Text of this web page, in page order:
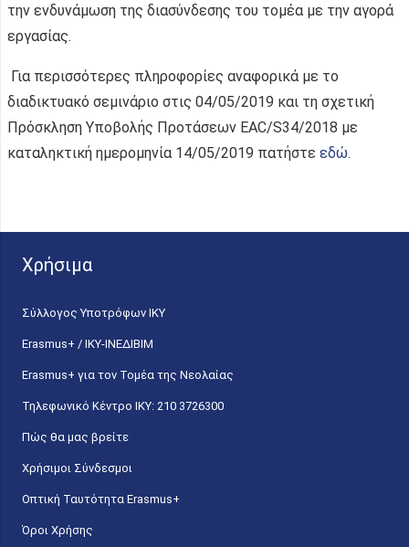
την ενδυνάμωση της διασύνδεσης του τομέα με την αγορά
εργασίας.
Για περισσότερες πληροφορίες αναφορικά με το
διαδικτυακό σεμινάριο στις 04/05/2019 και τη σχετική
Πρόσκληση Υποβολής Προτάσεων EAC/S34/2018 με
καταληκτική ημερομηνία 14/05/2019 πατήστε εδώ.
Χρήσιμα
Σύλλογος Υποτρόφων ΙΚΥ
Erasmus+ / ΙΚΥ-ΙΝΕΔΙΒΙΜ
Erasmus+ για τον Τομέα της Νεολαίας
Τηλεφωνικό Κέντρο IKY: 210 3726300
Πώς θα μας βρείτε
Χρήσιμοι Σύνδεσμοι
Οπτική Ταυτότητα Erasmus+
Όροι Χρήσης